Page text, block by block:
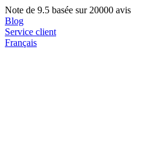
Note de 9.5 basée sur 20000 avis
Blog
Service client
Français